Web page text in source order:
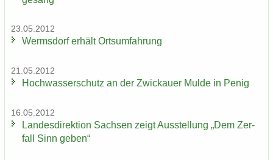
23.05.2012
Werms­dorf er­hält Orts­um­fah­rung
21.05.2012
Hoch­was­ser­schutz an der Zwi­ckau­er Mulde in Penig
16.05.2012
Lan­des­di­rek­ti­on Sach­sen zeigt Aus­stel­lung „Dem Zer­
fall Sinn geben“